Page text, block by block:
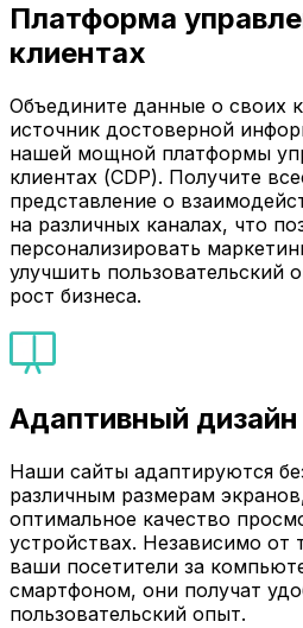
Платформа
клиентах
Объедините данные о своих
источник достоверной
нашей мощной платформы
клиентах (CDP). Получите
представление о
на различных каналах, что
персонализировать
улучшить пользовательский
рост бизнеса.
Адаптивный дизайн
Наши сайты адаптируются
различным размерам
оптимальное качество
устройствах. Независимо от
ваши посетители за
смартфоном, они получат
пользовательский опыт.